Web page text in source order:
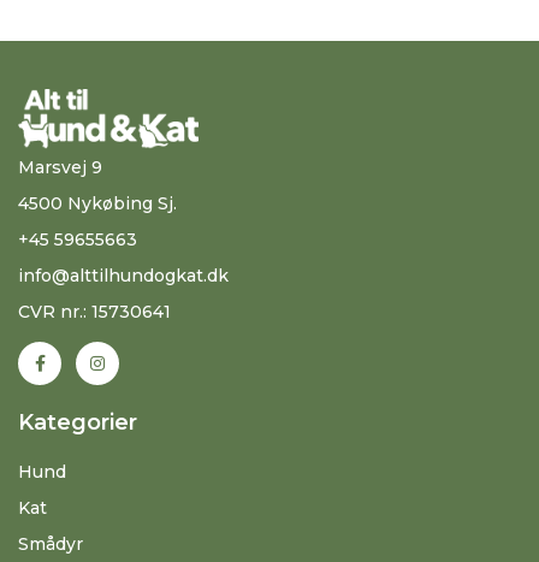
Marsvej 9
4500 Nykøbing Sj.
+45 59655663
info@alttilhundogkat.dk
CVR nr.: 15730641
Kategorier
Hund
Kat
Smådyr